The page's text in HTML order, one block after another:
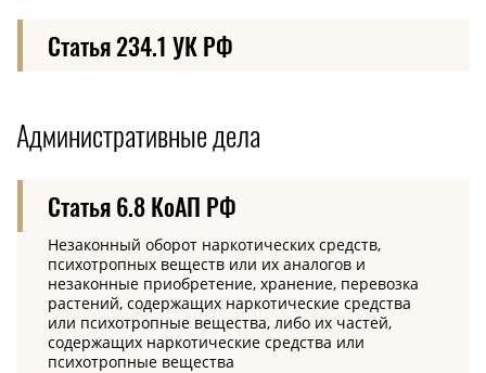
Статья 234.1 УК РФ
Административные дела
Статья 6.8 КоАП РФ
Незаконный оборот наркотических средств,
психотропных веществ или их аналогов и
незаконные приобретение, хранение, перевозка
растений, содержащих наркотические средства
или психотропные вещества, либо их частей,
содержащих наркотические средства или
психотропные вещества